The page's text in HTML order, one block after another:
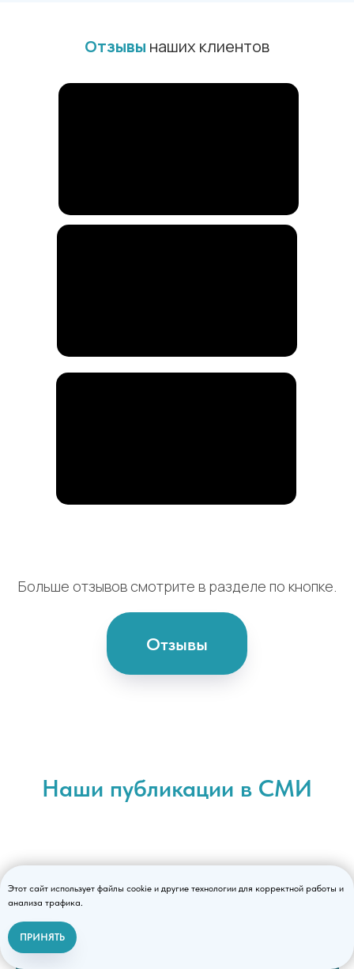
Отзывы наших клиентов
Больше отзывов смотрите в разделе по кнопке.
Отзывы
Наши публикации в СМИ
Информационный портал
МИС:
Медицинская лицензия
Этот сайт использует файлы cookie и другие технологии для корректной работы и
анализа трафика.
ПРИНЯТЬ